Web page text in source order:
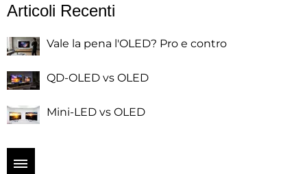
Articoli Recenti
Vale la pena l'OLED? Pro e contro
QD-OLED vs OLED
Mini-LED vs OLED